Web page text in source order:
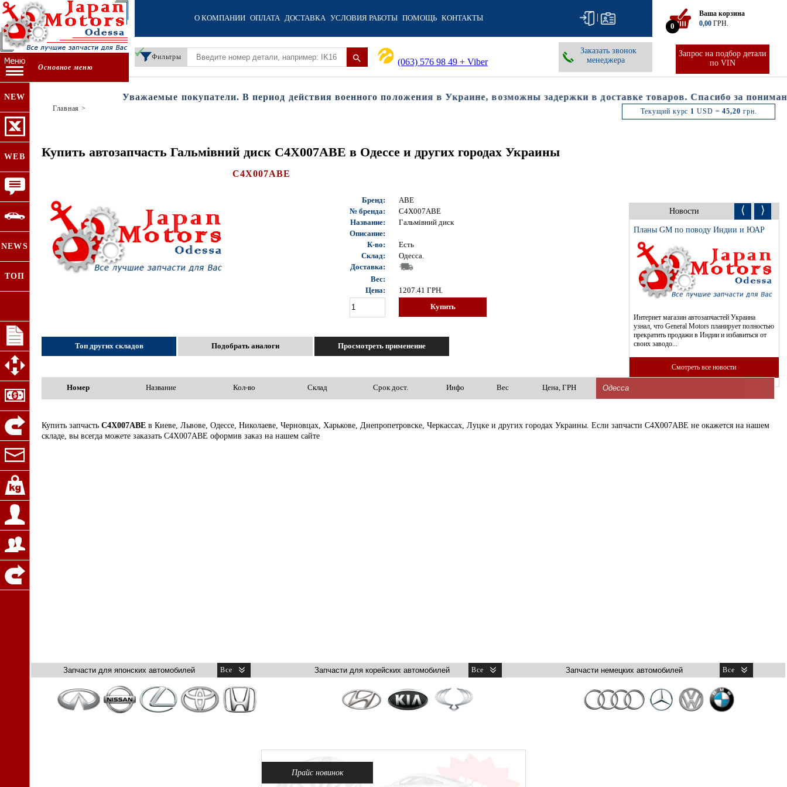
О КОМПАНИИ ОПЛАТА ДОСТАВКА УСЛОВИЯ РАБОТЫ ПОМОЩЬ КОНТАКТЫ |
Фильтры
(063) 576 98 49 + Viber
Запрос на подбор детали
по VIN
Заказать звонок
менеджера
0
Ваша корзина
0,00 ГРН.
Основное меню
NEW
WEB
NEWS
ТОП
Уважаемые покупатели. В период действия военного положения в Украине, возможны задержки в доставке товаров. Спасибо за
Главная > Текущий курс 1 USD =45,20 грн.
Купить автозапчасть Гальмівний диск C4X007ABE в Одессе и других городах Украины
C4X007ABE
Бренд:
ABE
№ бренда:
C4X007ABE
Название:
Гальмівний диск
Описание:
К-во:
Есть
Склад:
Одесса.
Доставка:
Вес:
Цена:
1207.41 ГРН.
Купить
Топ других складов Подобрать аналоги Просмотреть применение
Новости ⟨ ⟩
Планы GM по поводу Индии и ЮАР
Интернет магазин автозапчастей Украина
узнал, что General Motors планирует полностью
прекратить продажи в Индии и избавиться от
своих заводо...
Смотреть все новости
Номер Название Кол-во Склад Срок дост. Инфо Вес Цена, ГРН
Купить запчастьC4X007ABE в Киеве, Львове, Одессе, Николаеве, Черновцах, Харькове, Днепропетровске, Черкассах, Луцке и других городах Украины. Если запчасти C4X007ABE не окажется на нашем
складе, вы всегда можете заказать C4X007ABE оформив заказ на нашем сайте
Прайс новинок